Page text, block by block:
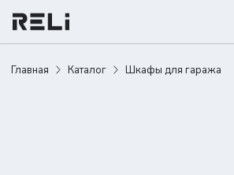
Главная Каталог Шкафы для гаража